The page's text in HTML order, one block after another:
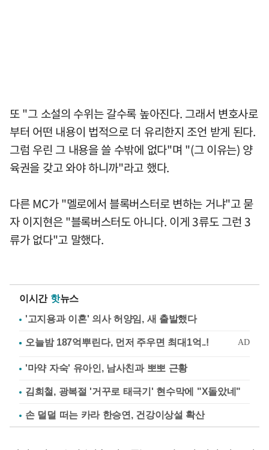
또 "그 소설의 수위는 갈수록 높아진다. 그래서 변호사로
부터 어떤 내용이 법적으로 더 유리한지 조언 받게 된다.
그럼 우린 그 내용을 쓸 수밖에 없다"며 "(그 이유는) 양
육권을 갖고 와야 하니까"라고 했다.
다른 MC가 "멜로에서 블록버스터로 변하는 거냐"고 묻
자 이지현은 "블록버스터도 아니다. 이게 3류도 그런 3
류가 없다"고 말했다.
이시간 핫뉴스
'고지용과 이혼' 의사 허양임, 새 출발했다
'마약 자숙' 유아인, 남사친과 뽀뽀 근황
김희철, 광복절 '거꾸로 태극기' 현수막에 "X돌았네"
손 덜덜 떠는 카라 한승연, 건강이상설 확산